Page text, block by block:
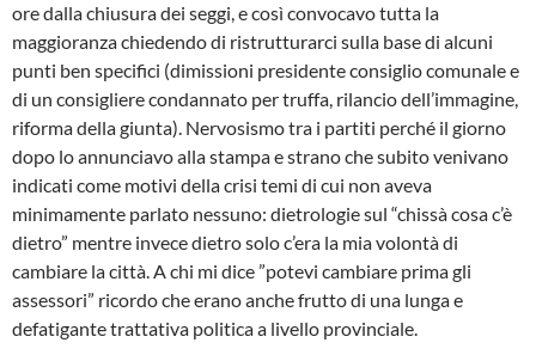
ore dalla chiusura dei seggi, e così convocavo tutta la
maggioranza chiedendo di ristrutturarci sulla base di alcuni
punti ben specifici (dimissioni presidente consiglio comunale e
di un consigliere condannato per truffa, rilancio dell’immagine,
riforma della giunta). Nervosismo tra i partiti perché il giorno
dopo lo annunciavo alla stampa e strano che subito venivano
indicati come motivi della crisi temi di cui non aveva
minimamente parlato nessuno: dietrologie sul “chissà cosa c’è
dietro” mentre invece dietro solo c’era la mia volontà di
cambiare la città. A chi mi dice ”potevi cambiare prima gli
assessori” ricordo che erano anche frutto di una lunga e
defatigante trattativa politica a livello provinciale.